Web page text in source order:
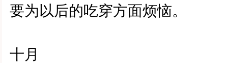
要为以后的吃穿方面烦恼。
十月